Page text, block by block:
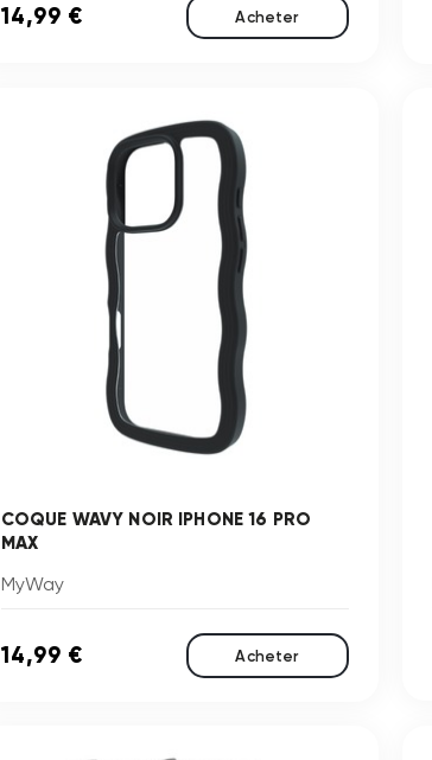
14,99 € Acheter
COQUE WAVY NOIR IPHONE 16 PRO
MAX
MyWay
14,99 € Acheter